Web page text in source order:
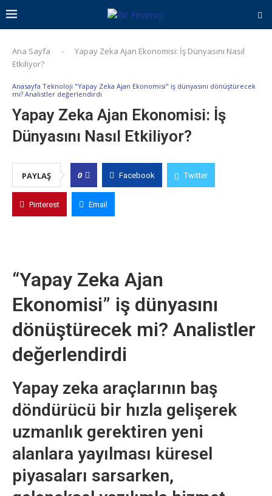
Ana Sayfa -
Yapay Zeka Ajan Ekonomisi: İş Dünyasını Nasıl
Etkiliyor?
Anasayfa Teknoloji "Yapay Zeka Ajan Ekonomisi" iş dünyasını dönüştürecek
mi? Analistler değerlendirdi
Yapay Zeka Ajan Ekonomisi: İş
Dünyasını Nasıl Etkiliyor?
PAYLAŞ 0 Facebook Twitter
Pinterest Email
“Yapay Zeka Ajan
Ekonomisi” iş dünyasını
dönüştürecek mi? Analistler
değerlendirdi
Yapay zeka araçlarının baş
döndürücü bir hızla gelişerek
uzmanlık gerektiren yeni
alanlara yayılması küresel
piyasaları sarsarken,